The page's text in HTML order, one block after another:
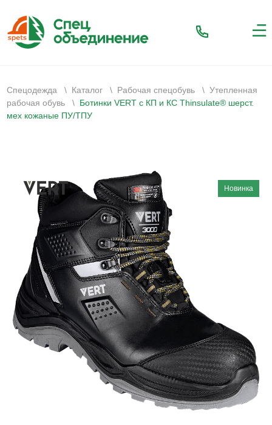
Спецодежда \ Каталог \ Рабочая спецобувь \ Утепленная
рабочая обувь
\ Ботинки VERT с КП и КС Thinsulate® шерст.
мех кожаные ПУ/ТПУ
Новинка